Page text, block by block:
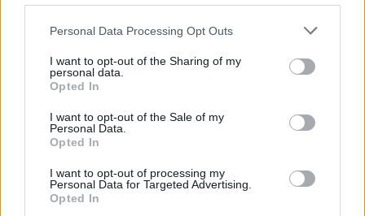
Personal Data Processing Opt Outs
I want to opt-out of the Sharing of my
personal data.
Opted In
I want to opt-out of the Sale of my
Personal Data.
Opted In
I want to opt-out of processing my
Personal Data for Targeted Advertising.
Opted In
νικητής η Νέα Δημοκρατία, αλλά δεν κατορθώνει
να σχηματίσει αυτοδύναμη κυβέρνηση και
αργότερα ορίζεται νέα ημερομηνία Εθνικών
εκλογών η 5η Νοεμβρίου.
Γεννήσεις στις 18 Ιουνίου
της Αγγλίας